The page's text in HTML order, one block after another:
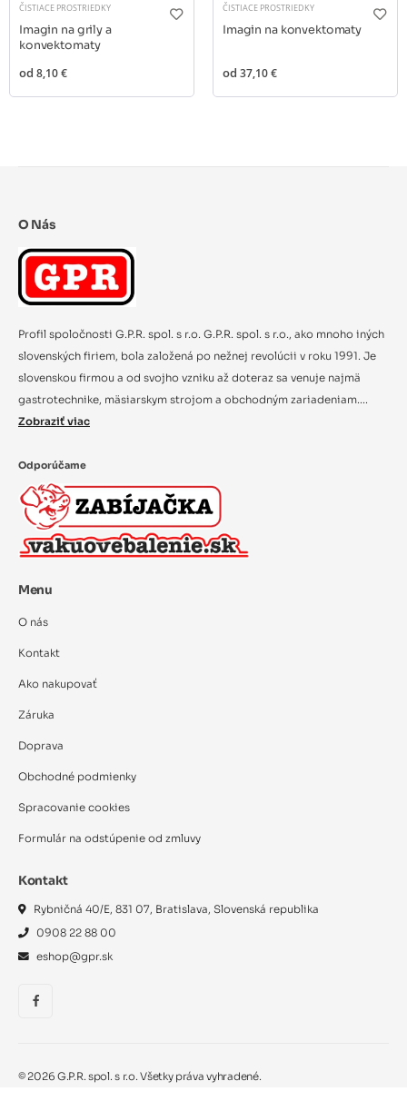
ČISTIACE PROSTRIEDKY
Imagin na grily a
konvektomaty
od 8,10 €
ČISTIACE PROSTRIEDKY
Imagin na konvektomaty
od 37,10 €
O Nás
Profil spoločnosti G.P.R. spol. s r.o. G.P.R. spol. s r.o., ako mnoho iných
slovenských firiem, bola založená po nežnej revolúcii v roku 1991. Je
slovenskou firmou a od svojho vzniku až doteraz sa venuje najmä
gastrotechnike, mäsiarskym strojom a obchodným zariadeniam....
Zobraziť viac
Odporúčame
Menu
O nás
Kontakt
Ako nakupovať
Záruka
Doprava
Obchodné podmienky
Spracovanie cookies
Formulár na odstúpenie od zmluvy
Kontakt
Rybničná 40/E, 831 07, Bratislava, Slovenská republika
0908 22 88 00
eshop@gpr.sk
© 2026 G.P.R. spol. s r.o. Všetky práva vyhradené.